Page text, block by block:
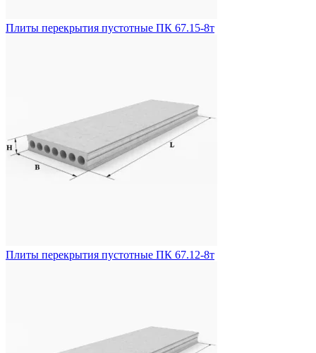
Плиты перекрытия пустотные ПК 67.15-8т
Плиты перекрытия пустотные ПК 67.12-8т